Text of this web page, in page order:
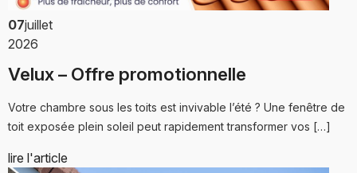
07juillet
2026
Velux – Offre promotionnelle
Votre chambre sous les toits est invivable l’été ? Une fenêtre de
toit exposée plein soleil peut rapidement transformer vos […]
lire l'article